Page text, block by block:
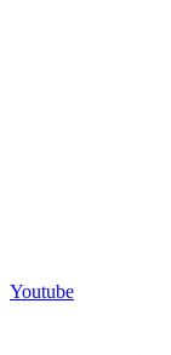
Youtube